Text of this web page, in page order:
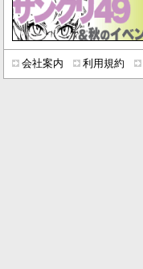
会社案内 利用規約